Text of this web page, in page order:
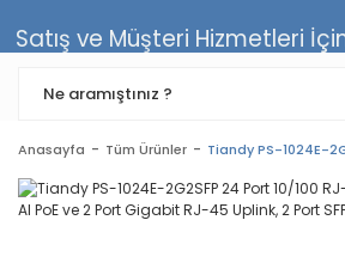
Anasayfa Tüm Ürünler Tiandy PS-1024E-
Satış ve Müşteri Hizmetleri